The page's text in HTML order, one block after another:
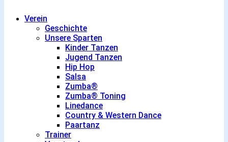
Verein
Geschichte
Unsere Sparten
Kinder Tanzen
Jugend Tanzen
Hip Hop
Salsa
Zumba®
Zumba® Toning
Linedance
Country & Western Dance
Paartanz
Trainer